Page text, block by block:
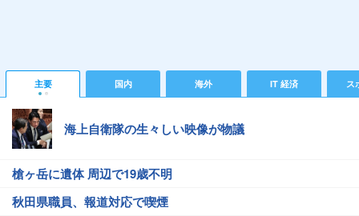
主要 国内 海外 IT 経済 ス
海上自衛隊の生々しい映像が物議
槍ヶ岳に遺体 周辺で19歳不明
秋田県職員、報道対応で喫煙